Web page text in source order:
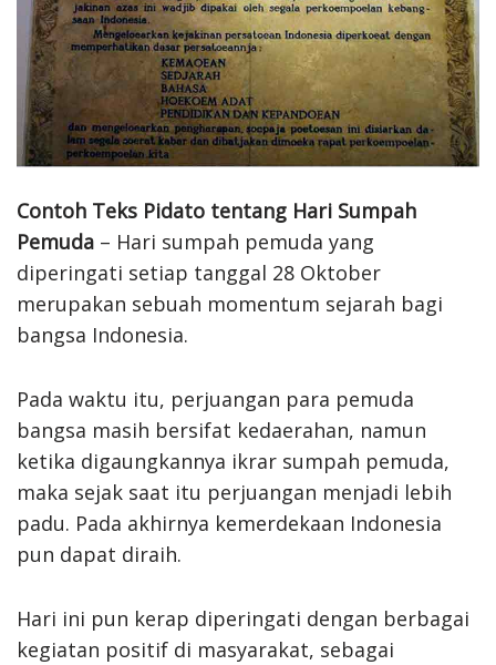
Contoh Teks Pidato tentang Hari Sumpah
Pemuda – Hari sumpah pemuda yang
diperingati setiap tanggal 28 Oktober
merupakan sebuah momentum sejarah bagi
bangsa Indonesia.
Pada waktu itu, perjuangan para pemuda
bangsa masih bersifat kedaerahan, namun
ketika digaungkannya ikrar sumpah pemuda,
maka sejak saat itu perjuangan menjadi lebih
padu. Pada akhirnya kemerdekaan Indonesia
pun dapat diraih.
Hari ini pun kerap diperingati dengan berbagai
kegiatan positif di masyarakat, sebagai